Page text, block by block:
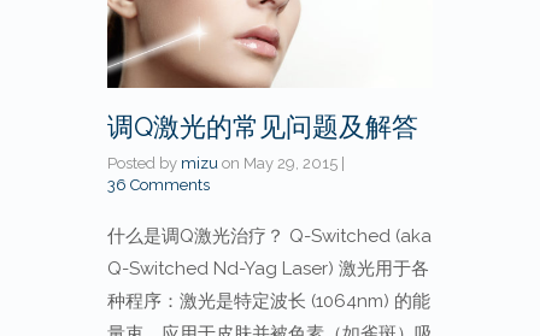
调Q激光的常见问题及解答
Posted by mizu on May 29, 2015
36 Comments
什么是调Q激光治疗？ Q-Switched (aka
Q-Switched Nd-Yag Laser) 激光用于各
种程序：激光是特定波长 (1064nm) 的能